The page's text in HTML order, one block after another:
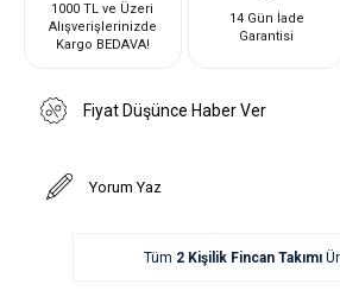
1000 TL ve Üzeri
Alışverişlerinizde
Kargo BEDAVA!
14 Gün İade
Garantisi
Fiyat Düşünce Haber Ver
Yorum Yaz
Tüm 2 Kişilik Fincan Takımı